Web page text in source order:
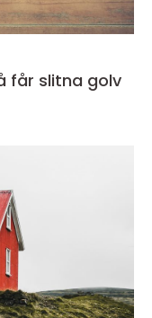
får slitna golv